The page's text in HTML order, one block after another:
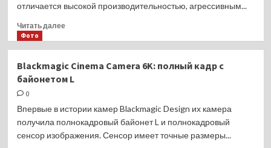
отличается высокой производительностью, агрессивным...
Читать далееПрочитать
GT
10
геймерский
смартфон
компании
Фото
Blackmagic Cinema Camera 6K: полный кадр с
байонетом L
0
Впервые в истории камер Blackmagic Design их камера
получила полнокадровый байонет L и полнокадровый
сенсор изображения. Сенсор имеет точные размеры...